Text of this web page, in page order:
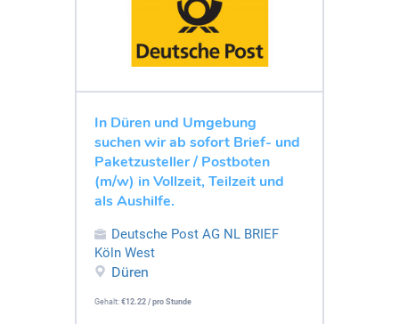
In Düren und Umgebung
suchen wir ab sofort Brief- und
Paketzusteller / Postboten
(m/w) in Vollzeit, Teilzeit und
als Aushilfe.
Deutsche Post AG NL BRIEF
Köln West
Düren
Gehalt: €12.22 / pro Stunde